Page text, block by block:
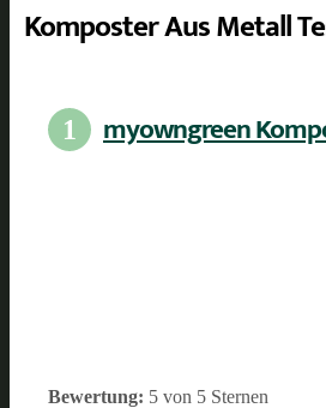
Komposter Aus Metall
1 myowngreen
Bewertung: 5 von 5 Sternen